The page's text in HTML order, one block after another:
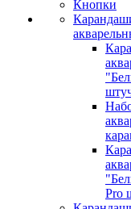
Кнопки
Pro